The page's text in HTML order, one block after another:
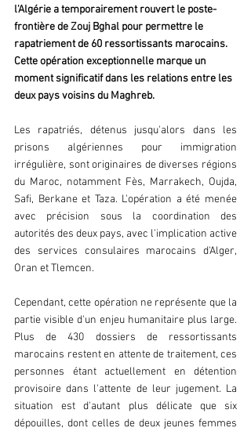
l'Algérie a temporairement rouvert le poste-
frontière de Zouj Bghal pour permettre le
rapatriement de 60 ressortissants marocains.
Cette opération exceptionnelle marque un
moment significatif dans les relations entre les
deux pays voisins du Maghreb.
Les rapatriés, détenus jusqu'alors dans les
prisons algériennes pour immigration
irrégulière, sont originaires de diverses régions
du Maroc, notamment Fès, Marrakech, Oujda,
Safi, Berkane et Taza. L'opération a été menée
avec précision sous la coordination des
autorités des deux pays, avec l'implication active
des services consulaires marocains d'Alger,
Oran et Tlemcen.
Cependant, cette opération ne représente que la
partie visible d'un enjeu humanitaire plus large.
Plus de 430 dossiers de ressortissants
marocains restent en attente de traitement, ces
personnes étant actuellement en détention
provisoire dans l'attente de leur jugement. La
situation est d'autant plus délicate que six
dépouilles, dont celles de deux jeunes femmes